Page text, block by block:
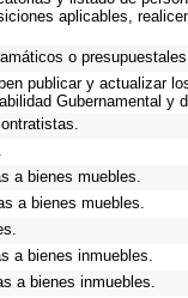
aplicables,
o
publicar y actualizar
Gubernamental y
a bienes muebles.
a bienes muebles.
a bienes inmuebles.
a bienes inmuebles.